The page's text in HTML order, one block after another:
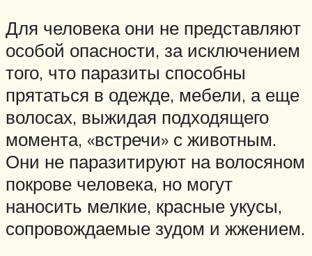
Для человека они не представляют
особой опасности, за исключением
того, что паразиты способны
прятаться в одежде, мебели, а еще
волосах, выжидая подходящего
момента, «встречи» с животным.
Они не паразитируют на волосяном
покрове человека, но могут
наносить мелкие, красные укусы,
сопровождаемые зудом и жжением.